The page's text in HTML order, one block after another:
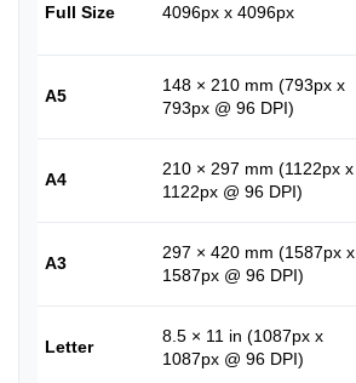
Full Size 4096px x 4096px
A5
148 × 210 mm (793px x
793px @ 96 DPI)
A4
210 × 297 mm (1122px x
1122px @ 96 DPI)
A3
297 × 420 mm (1587px x
1587px @ 96 DPI)
Letter
8.5 × 11 in (1087px x
1087px @ 96 DPI)